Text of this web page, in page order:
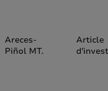
Areces-
Piñol MT.
Article